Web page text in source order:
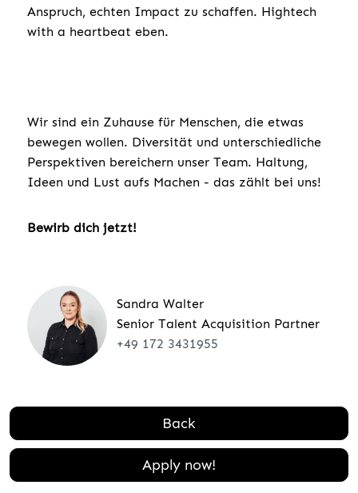
Anspruch, echten Impact zu schaffen. Hightech
with a heartbeat eben.
Wir sind ein Zuhause für Menschen, die etwas
bewegen wollen. Diversität und unterschiedliche
Perspektiven bereichern unser Team. Haltung,
Ideen und Lust aufs Machen - das zählt bei uns!
Bewirb dich jetzt!
Sandra Walter
Senior Talent Acquisition Partner
+49 172 3431955
Back
Apply now!